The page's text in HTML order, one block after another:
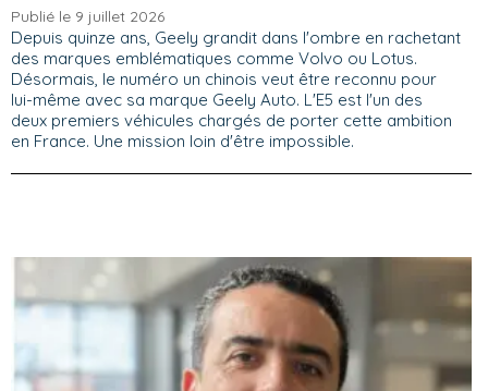
Publié le 9 juillet 2026
Depuis quinze ans, Geely grandit dans l'ombre en rachetant
des marques emblématiques comme Volvo ou Lotus.
Désormais, le numéro un chinois veut être reconnu pour
lui-même avec sa marque Geely Auto. L'E5 est l'un des
deux premiers véhicules chargés de porter cette ambition
en France. Une mission loin d'être impossible.